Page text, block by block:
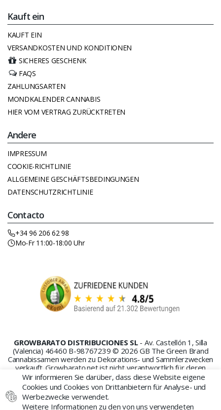
Kauft ein
KAUFT EIN
VERSANDKOSTEN UND KONDITIONEN
SICHERES GESCHENK
FAQS
ZAHLUNGSARTEN
MONDKALENDER CANNABIS
HIER VOM VERTRAG ZURÜCKTRETEN
Andere
IMPRESSUM
COOKIE-RICHTLINIE
ALLGEMEINE GESCHÄFTSBEDINGUNGEN
DATENSCHUTZRICHTLINIE
Contacto
+34 96 206 62 98
Mo-Fr 11:00-18:00 Uhr
GROWBARATO DISTRIBUCIONES SL - Av. Castellón 1, Silla
(Valencia) 46460 B-98767239 © 2026 GB The Green Brand
Cannabissamen werden zu Dekorations- und Sammlerzwecken
verkauft. Growbarato.net ist nicht verantwortlich für deren
Missbrauch oder Anbau.
Wir informieren Sie darüber, dass diese Website eigene
Cookies und Cookies von Drittanbietern für Analyse- und
Werbezwecke verwendet.
Weitere Informationen zu den von uns verwendeten